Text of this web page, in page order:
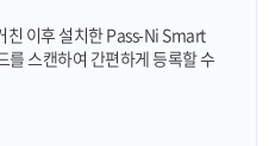
친 이후 설치한 Pass-Ni Smart
를 스캔하여 간편하게 등록할 수